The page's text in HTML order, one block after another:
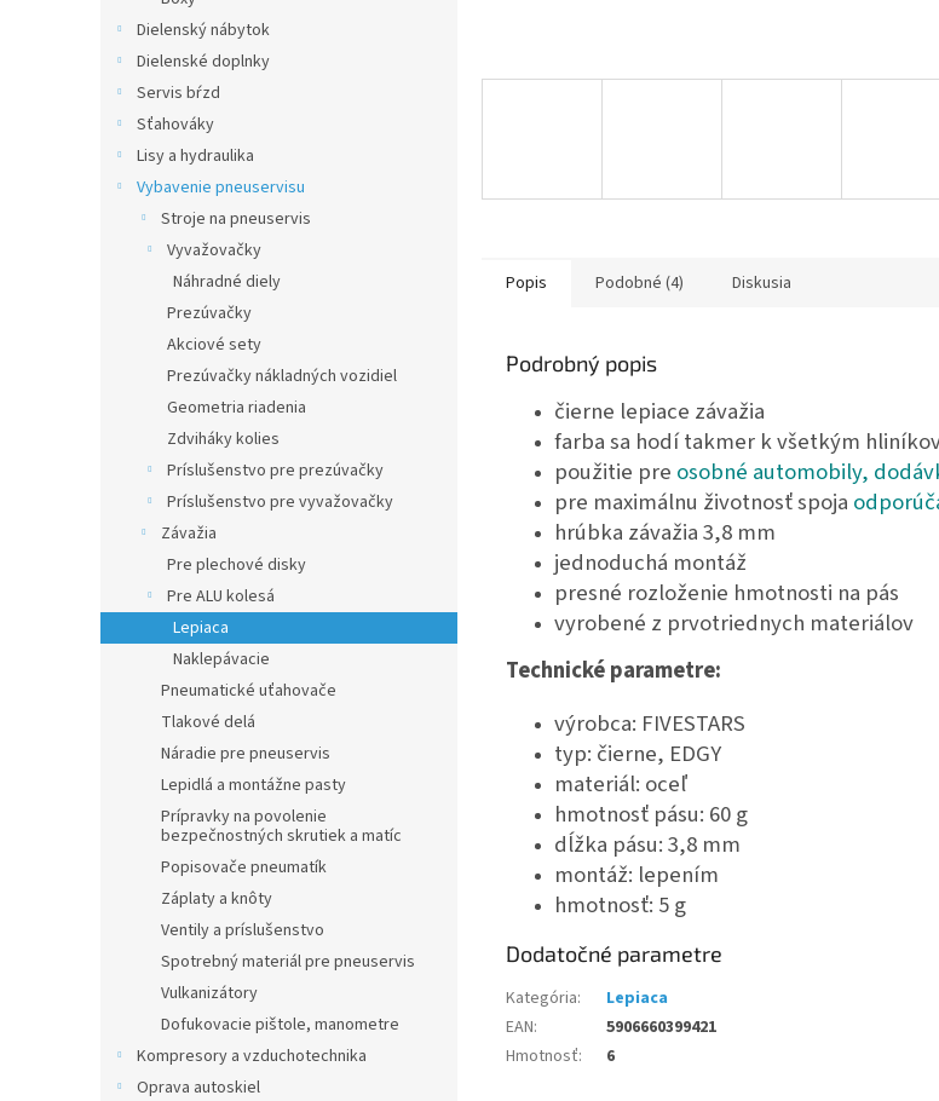
Dielenský nábytok
Dielenské doplnky
Servis bŕzd
Sťahováky
Lisy a hydraulika
Vybavenie pneuservisu
Stroje na pneuservis
Vyvažovačky
Náhradné diely
Prezúvačky
Akciové sety
Prezúvačky nákladných vozidiel
Geometria riadenia
Zdviháky kolies
Príslušenstvo pre prezúvačky
Príslušenstvo pre vyvažovačky
Závažia
Pre plechové disky
Pre ALU kolesá
Lepiaca
Naklepávacie
Pneumatické uťahovače
Tlakové delá
Náradie pre pneuservis
Lepidlá a montážne pasty
Prípravky na povolenie
bezpečnostných skrutiek a matíc
Popisovače pneumatík
Záplaty a knôty
Ventily a príslušenstvo
Spotrebný materiál pre pneuservis
Vulkanizátory
Dofukovacie pištole, manometre
Kompresory a vzduchotechnika
Oprava autoskiel
Popis Podobné (4) Diskusia
Podrobný popis
čierne lepiace závažia
farba sa hodí takmer k všetkým
použitie pre osobné automobily,
pre maximálnu životnosť spoja
hrúbka závažia 3,8 mm
jednoduchá montáž
presné rozloženie hmotnosti na pás
vyrobené z prvotriednych materiálov
Technické parametre:
výrobca: FIVESTARS
typ: čierne, EDGY
materiál: oceľ
hmotnosť pásu: 60 g
dĺžka pásu: 3,8 mm
montáž: lepením
hmotnosť: 5 g
Dodatočné parametre
Kategória:
Lepiaca
EAN:
5906660399421
Hmotnosť: 6